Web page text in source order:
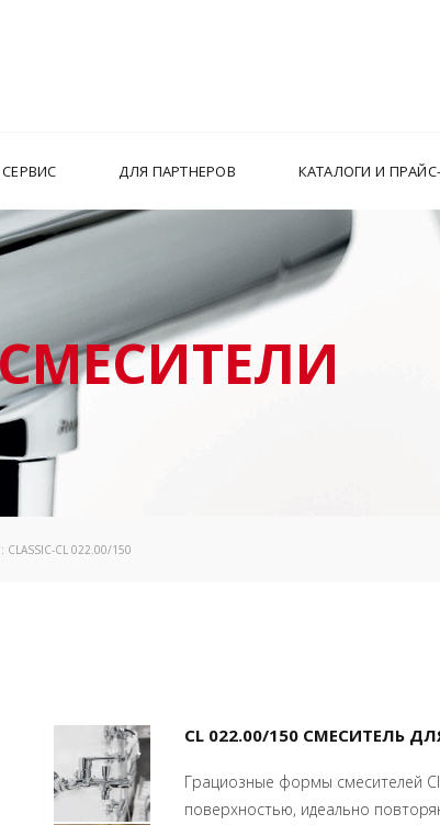
СЕРВИС ДЛЯ ПАРТНЕРОВ КАТАЛОГИ И
: CLASSIC-CL 022.00/150
CL 022.00/150 СМЕСИТЕЛЬ
Грациозные формы смесителей
поверхностью, идеально